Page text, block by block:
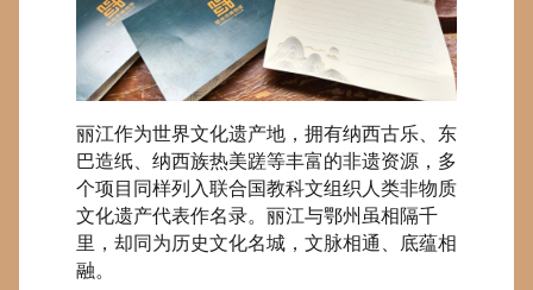
丽江作为世界文化遗产地，拥有纳西古乐、东
巴造纸、纳西族热美蹉等丰富的非遗资源，多
个项目同样列入联合国教科文组织人类非物质
文化遗产代表作名录。丽江与鄂州虽相隔千
里，却同为历史文化名城，文脉相通、底蕴相
融。